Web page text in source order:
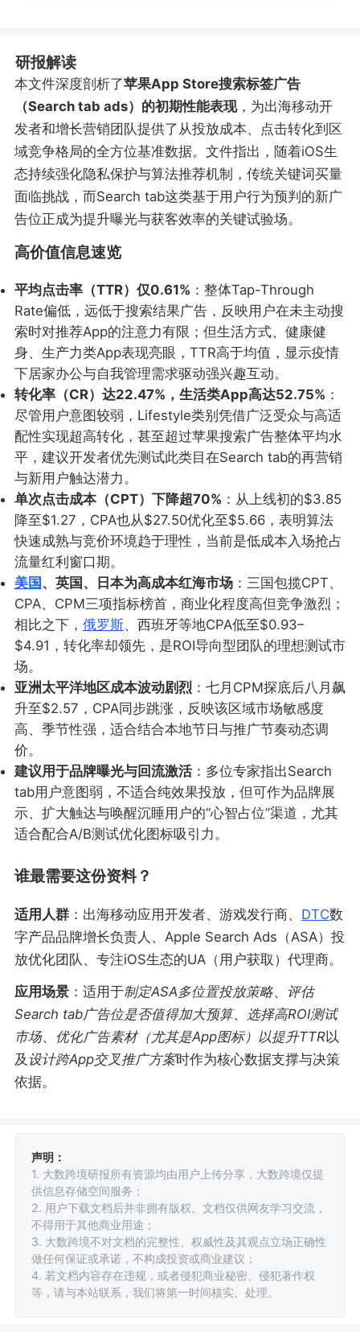
研报解读
本文件深度剖析了苹果App Store搜索标签广告
（Search tab ads）的初期性能表现，为出海移动开
发者和增长营销团队提供了从投放成本、点击转化到区
域竞争格局的全方位基准数据。文件指出，随着iOS生
态持续强化隐私保护与算法推荐机制，传统关键词买量
面临挑战，而Search tab这类基于用户行为预判的新广
告位正成为提升曝光与获客效率的关键试验场。
高价值信息速览
平均点击率（TTR）仅0.61% ：整体Tap-Through
Rate偏低，远低于搜索结果广告，反映用户在未主动搜
索时对推荐App的注意力有限；但生活方式、健康健
身、生产力类App表现亮眼，TTR高于均值，显示疫情
下居家办公与自我管理需求驱动强兴趣互动。
转化率（CR）达22.47%，生活类App高达52.75% ：
尽管用户意图较弱，Lifestyle类别凭借广泛受众与高适
配性实现超高转化，甚至超过苹果搜索广告整体平均水
平，建议开发者优先测试此类目在Search tab的再营销
与新用户触达潜力。
单次点击成本（CPT）下降超70% ：从上线初的$3.85
降至$1.27，CPA也从$27.50优化至$5.66，表明算法
快速成熟与竞价环境趋于理性，当前是低成本入场抢占
流量红利窗口期。
美国 、英国、日本为高成本红海市场：三国包揽CPT、
CPA、CPM三项指标榜首，商业化程度高但竞争激烈；
相比之下， 俄罗斯、西班牙等地CPA低至$0.93–
$4.91，转化率却领先，是ROI导向型团队的理想测试市
场。
亚洲太平洋地区成本波动剧烈：七月CPM探底后八月飙
升至$2.57，CPA同步跳涨，反映该区域市场敏感度
高、季节性强，适合结合本地节日与推广节奏动态调
价。
建议用于品牌曝光与回流激活：多位专家指出Search
tab用户意图弱，不适合纯效果投放，但可作为品牌展
示、扩大触达与唤醒沉睡用户的“心智占位”渠道，尤其
适合配合A/B测试优化图标吸引力。
谁最需要这份资料？
适用人群：出海移动应用开发者、游戏发行商、 DTC数
字产品品牌增长负责人、Apple Search Ads（ASA）投
放优化团队、专注iOS生态的UA（用户获取）代理商。
应用场景：适用于制定ASA多位置投放策略、
评估
Search tab广告位是否值得加大预算、
选择高ROI测试
市场、 优化广告素材（尤其是App图标）以提升TTR以
及 设计跨App交叉推广方案时作为核心数据支撑与决策
依据。
声明：
1. 大数跨境研报所有资源均由用户上传分享，大数跨境仅提
供信息存储空间服务；
2. 用户下载文档后并非拥有版权。文档仅供网友学习交流，
不得用于其他商业用途；
3. 大数跨境不对文档的完整性、权威性及其观点立场正确性
做任何保证或承诺，不构成投资或商业建议；
4. 若文档内容存在违规，或者侵犯商业秘密、侵犯著作权
等，请与本站联系，我们将第一时间核实、处理。